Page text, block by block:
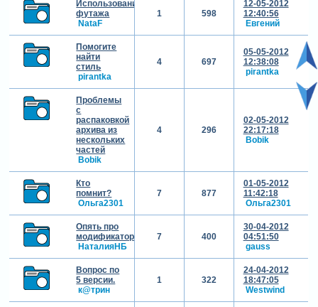
Использование
футажа
NataF
1 598
12-05-2012
12:40:56
Евгений
Помогите
найти
стиль
pirantka
4 697
05-05-2012
12:38:08
pirantka
Проблемы
с
распаковкой
архива из
нескольких
частей
Bobik
4 296
02-05-2012
22:17:18
Bobik
Кто
помнит?
Ольга2301
7 877
01-05-2012
11:42:18
Ольга2301
Опять про
модификаторы?
НаталияНБ
7 400
30-04-2012
04:51:50
gauss
Вопрос по
5 версии.
к@трин
1 322
24-04-2012
18:47:05
Westwind